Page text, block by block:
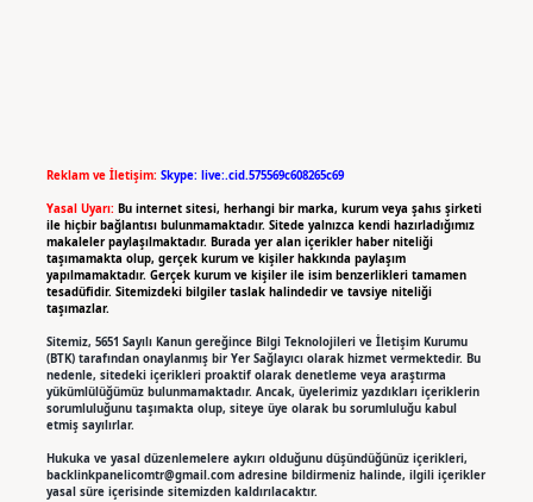
Reklam ve İletişim: Skype: live:.cid.575569c608265c69
Yasal Uyarı: Bu internet sitesi, herhangi bir marka, kurum veya şahıs şirketi
ile hiçbir bağlantısı bulunmamaktadır. Sitede yalnızca kendi hazırladığımız
makaleler paylaşılmaktadır. Burada yer alan içerikler haber niteliği
taşımamakta olup, gerçek kurum ve kişiler hakkında paylaşım
yapılmamaktadır. Gerçek kurum ve kişiler ile isim benzerlikleri tamamen
tesadüfidir. Sitemizdeki bilgiler taslak halindedir ve tavsiye niteliği
taşımazlar.
Sitemiz, 5651 Sayılı Kanun gereğince Bilgi Teknolojileri ve İletişim Kurumu
(BTK) tarafından onaylanmış bir Yer Sağlayıcı olarak hizmet vermektedir. Bu
nedenle, sitedeki içerikleri proaktif olarak denetleme veya araştırma
yükümlülüğümüz bulunmamaktadır. Ancak, üyelerimiz yazdıkları içeriklerin
sorumluluğunu taşımakta olup, siteye üye olarak bu sorumluluğu kabul
etmiş sayılırlar.
Hukuka ve yasal düzenlemelere aykırı olduğunu düşündüğünüz içerikleri,
backlinkpanelicomtr@gmail.comadresine bildirmeniz halinde, ilgili içerikler
yasal süre içerisinde sitemizden kaldırılacaktır.